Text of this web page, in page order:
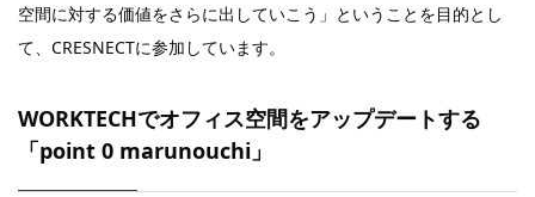
空間に対する価値をさらに出していこう」ということを目的とし
て、CRESNECTに参加しています。
WORKTECHでオフィス空間をアップデートする
「point 0 marunouchi」